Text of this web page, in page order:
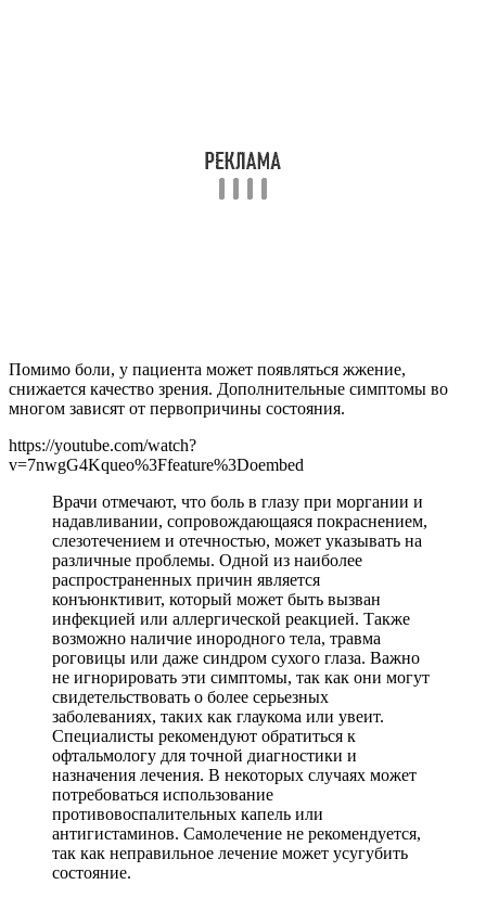
Помимо боли, у пациента может появляться жжение,
снижается качество зрения. Дополнительные симптомы во
многом зависят от первопричины состояния.
https://youtube.com/watch?
v=7nwgG4Kqueo%3Ffeature%3Doembed
Врачи отмечают, что боль в глазу при моргании и
надавливании, сопровождающаяся покраснением,
слезотечением и отечностью, может указывать на
различные проблемы. Одной из наиболее
распространенных причин является
конъюнктивит, который может быть вызван
инфекцией или аллергической реакцией. Также
возможно наличие инородного тела, травма
роговицы или даже синдром сухого глаза. Важно
не игнорировать эти симптомы, так как они могут
свидетельствовать о более серьезных
заболеваниях, таких как глаукома или увеит.
Специалисты рекомендуют обратиться к
офтальмологу для точной диагностики и
назначения лечения. В некоторых случаях может
потребоваться использование
противовоспалительных капель или
антигистаминов. Самолечение не рекомендуется,
так как неправильное лечение может усугубить
состояние.